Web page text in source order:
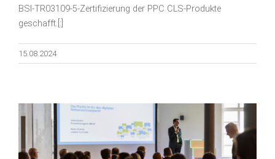
BSI-TR03109-5-Zertifizierung der PPC CLS-Produkte
geschafft.[:]
15.08.2024